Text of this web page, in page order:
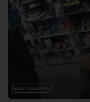
BELO HORIZONTE